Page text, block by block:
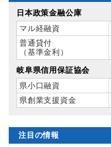
日本政策金融公庫
マル経融資
普通貸付
（基準金利）
岐阜県信用保証協会
県小口融資
県創業支援資金
注目の情報